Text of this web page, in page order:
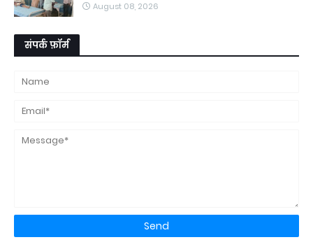
August 08, 2026
संपर्क फ़ॉर्म